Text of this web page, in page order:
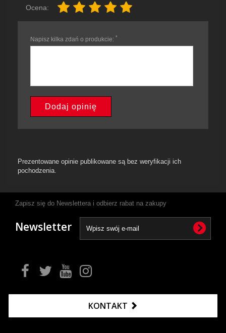
Ocena:
Napisz kilka zdań o produkcie: *
Dodaj opinię
Prezentowane opinie publikowane są bez weryfikacji ich
pochodzenia.
Zapisz się do Newslettera i odbierz rabat na zakupy
Newsletter
KONTAKT